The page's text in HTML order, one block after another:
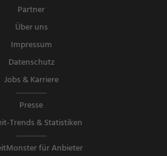
Partner
Über uns
Impressum
Datenschutz
Jobs & Karriere
Presse
Trends & Statistiken
für Anbieter